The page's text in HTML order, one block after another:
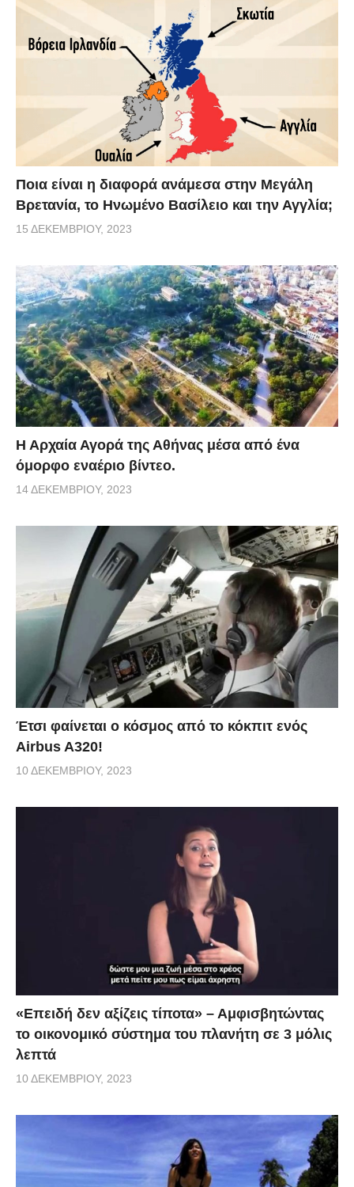
Ποια είναι η διαφορά ανάμεσα στην Μεγάλη
Βρετανία, το Ηνωμένο Βασίλειο και την Αγγλία;
15 ΔΕΚΕΜΒΡΊΟΥ, 2023
Η Αρχαία Αγορά της Αθήνας μέσα από ένα
όμορφο εναέριο βίντεο.
14 ΔΕΚΕΜΒΡΊΟΥ, 2023
Έτσι φαίνεται ο κόσμος από το κόκπιτ ενός
Airbus A320!
10 ΔΕΚΕΜΒΡΊΟΥ, 2023
«Επειδή δεν αξίζεις τίποτα» – Αμφισβητώντας
το οικονομικό σύστημα του πλανήτη σε 3 μόλις
λεπτά
10 ΔΕΚΕΜΒΡΊΟΥ, 2023